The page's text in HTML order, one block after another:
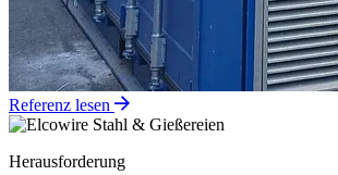
Referenz lesen
Stahl & Gießereien
Herausforderung